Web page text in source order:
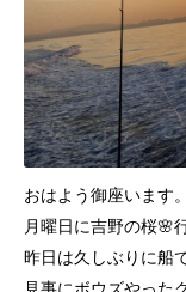
おはよう御座います。
月曜日に吉野の桜🌸
昨日は久しぶりに船